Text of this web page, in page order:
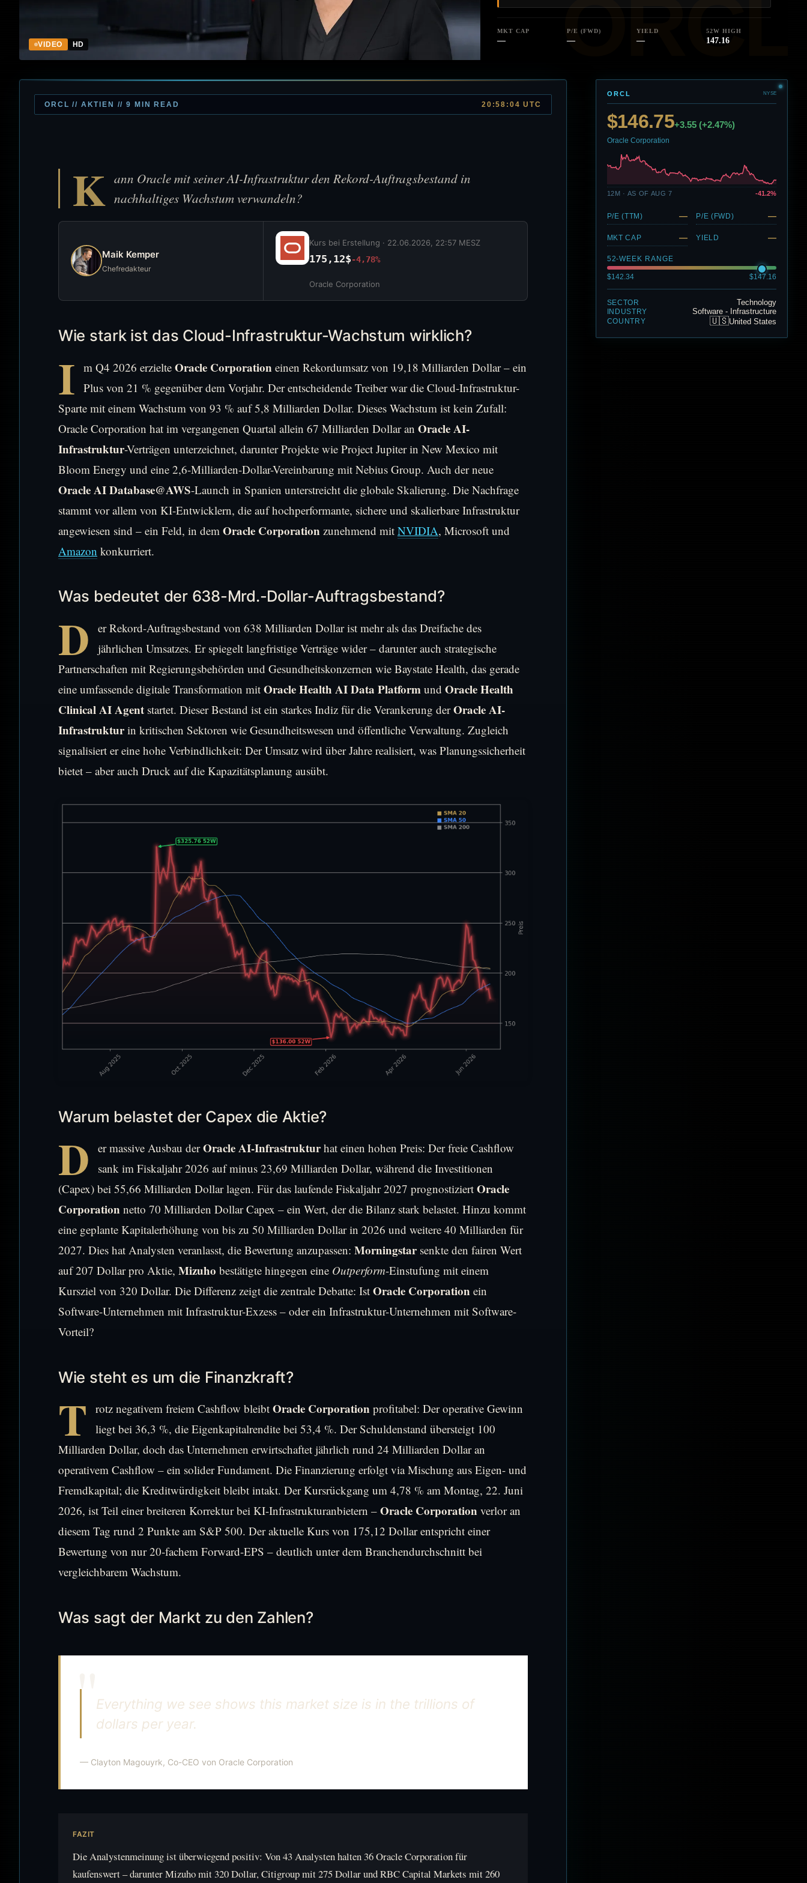
VIDEO HD
MKT CAP
—
P/E (FWD)
—
YIELD
—
52W HIGH
147.16
ORCL // AKTIEN // 9 MIN READ 20:58:04 UTC
K ann Oracle mit seiner AI-Infrastruktur den Rekord-Auftragsbestand in
nachhaltiges Wachstum verwandeln?
Maik Kemper
Chefredakteur
Kurs bei Erstellung · 22.06.2026, 22:57 MESZ
175,12$-4,78%
Oracle Corporation
Wie stark ist das Cloud-Infrastruktur-Wachstum wirklich?
I m Q4 2026 erzielte Oracle Corporation einen Rekordumsatz von 19,18 Milliarden Dollar – ein
Plus von 21 % gegenüber dem Vorjahr. Der entscheidende Treiber war die Cloud-Infrastruktur-
Sparte mit einem Wachstum von 93 % auf 5,8 Milliarden Dollar. Dieses Wachstum ist kein Zufall:
Oracle Corporation hat im vergangenen Quartal allein 67 Milliarden Dollar an Oracle AI-
Infrastruktur-Verträgen unterzeichnet, darunter Projekte wie Project Jupiter in New Mexico mit
Bloom Energy und eine 2,6-Milliarden-Dollar-Vereinbarung mit Nebius Group. Auch der neue
Oracle AI Database@AWS-Launch in Spanien unterstreicht die globale Skalierung. Die Nachfrage
stammt vor allem von KI-Entwicklern, die auf hochperformante, sichere und skalierbare Infrastruktur
angewiesen sind – ein Feld, in dem Oracle Corporation zunehmend mit NVIDIA, Microsoft und
Amazon konkurriert.
Was bedeutet der 638-Mrd.-Dollar-Auftragsbestand?
D
er Rekord-Auftragsbestand von 638 Milliarden Dollar ist mehr als das Dreifache des
jährlichen Umsatzes. Er spiegelt langfristige Verträge wider – darunter auch strategische
Partnerschaften mit Regierungsbehörden und Gesundheitskonzernen wie Baystate Health, das gerade
eine umfassende digitale Transformation mit Oracle Health AI Data Platform und Oracle Health
Clinical AI Agent startet. Dieser Bestand ist ein starkes Indiz für die Verankerung derOracle AI-
Infrastrukturin kritischen Sektoren wie Gesundheitswesen und öffentliche Verwaltung. Zugleich
signalisiert er eine hohe Verbindlichkeit: Der Umsatz wird über Jahre realisiert, was Planungssicherheit
bietet – aber auch Druck auf die Kapazitätsplanung ausübt.
Warum belastet der Capex die Aktie?
D er massive Ausbau derOracle AI-Infrastrukturhat einen hohen Preis: Der freie Cashflow
sank im Fiskaljahr 2026 auf minus 23,69 Milliarden Dollar, während die Investitionen
(Capex) bei 55,66 Milliarden Dollar lagen. Für das laufende Fiskaljahr 2027 prognostiziert Oracle
Corporation netto 70 Milliarden Dollar Capex – ein Wert, der die Bilanz stark belastet. Hinzu kommt
eine geplante Kapitalerhöhung von bis zu 50 Milliarden Dollar in 2026 und weitere 40 Milliarden für
2027. Dies hat Analysten veranlasst, die Bewertung anzupassen: Morningstarsenkte den fairen Wert
auf 207 Dollar pro Aktie, Mizuho bestätigte hingegen eine Outperform-Einstufung mit einem
Kursziel von 320 Dollar. Die Differenz zeigt die zentrale Debatte: Ist Oracle Corporation ein
Software-Unternehmen mit Infrastruktur-Exzess – oder ein Infrastruktur-Unternehmen mit Software-
Vorteil?
Wie steht es um die Finanzkraft?
T rotz negativem freiem Cashflow bleibt Oracle Corporation profitabel: Der operative Gewinn
liegt bei 36,3 %, die Eigenkapitalrendite bei 53,4 %. Der Schuldenstand übersteigt 100
Milliarden Dollar, doch das Unternehmen erwirtschaftet jährlich rund 24 Milliarden Dollar an
operativem Cashflow – ein solider Fundament. Die Finanzierung erfolgt via Mischung aus Eigen- und
Fremdkapital; die Kreditwürdigkeit bleibt intakt. Der Kursrückgang um 4,78 % am Montag, 22. Juni
2026, ist Teil einer breiteren Korrektur bei KI-Infrastrukturanbietern – Oracle Corporation verlor an
diesem Tag rund 2 Punkte am S&P 500. Der aktuelle Kurs von 175,12 Dollar entspricht einer
Bewertung von nur 20-fachem Forward-EPS – deutlich unter dem Branchendurchschnitt bei
vergleichbarem Wachstum.
Was sagt der Markt zu den Zahlen?
Everything we see shows this market size is in the trillions of
dollars per year.
— Clayton Magouyrk, Co-CEO von Oracle Corporation
FAZIT
Die Analystenmeinung ist überwiegend positiv: Von 43 Analysten halten 36 Oracle Corporation für
kaufenswert – darunter Mizuho mit 320 Dollar, Citigroup mit 275 Dollar und RBC Capital Markets mit 260
ORCL NYSE
$146.75+3.55 (+2.47%)
Oracle Corporation
12M · AS OF AUG 7 -41.2%
P/E (TTM) — P/E (FWD) —
MKT CAP — YIELD —
52-WEEK RANGE
$142.34 $147.16
SECTOR Technology
INDUSTRY Software - Infrastructure
COUNTRY 🇺🇸United States